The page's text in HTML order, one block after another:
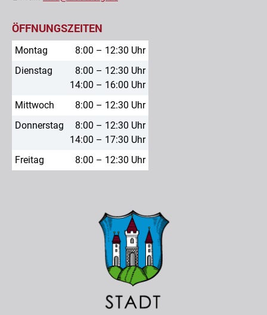
ÖFFNUNGSZEITEN
Montag
8:00 – 12:30 Uhr
Dienstag
8:00 – 12:30 Uhr
14:00 – 16:00 Uhr
Mittwoch
8:00 – 12:30 Uhr
Donnerstag
8:00 – 12:30 Uhr
14:00 – 17:30 Uhr
Freitag
8:00 – 12:30 Uhr